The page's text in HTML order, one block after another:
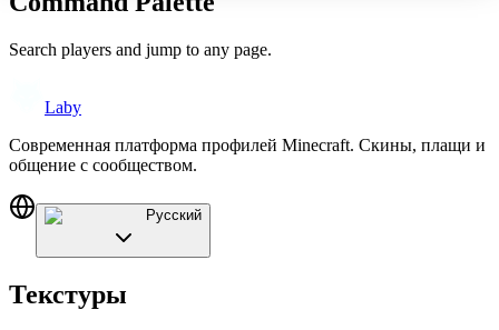
Search players and jump to any page.
Laby
Современная платформа профилей Minecraft. Скины, плащи и
общение с сообществом.
Русский
Текстуры